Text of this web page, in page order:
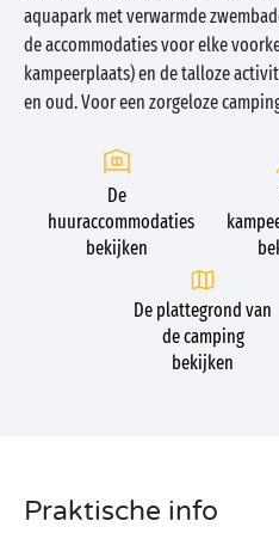
aquapark met verwarmde
de accommodaties voor elke
kampeerplaats) en de talloze
en oud. Voor een zorgeloze
De
huuraccommodaties
bekijken
De plattegrond van
de camping
bekijken
Praktische info